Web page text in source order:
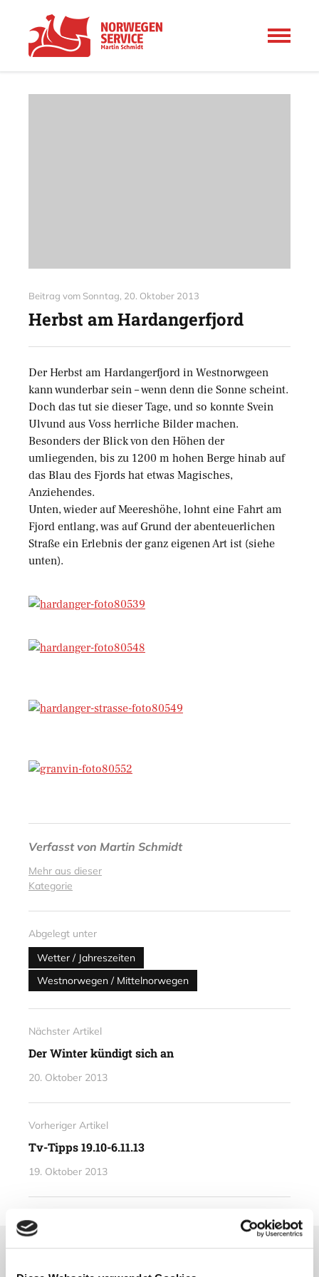
Beitrag vom Sonntag, 20. Oktober 2013
Herbst am Hardangerfjord
Der Herbst am Hardangerfjord in Westnorwgeen
kann wunderbar sein – wenn denn die Sonne scheint.
Doch das tut sie dieser Tage, und so konnte Svein
Ulvund aus Voss herrliche Bilder machen.
Besonders der Blick von den Höhen der
umliegenden, bis zu 1200 m hohen Berge hinab auf
das Blau des Fjords hat etwas Magisches,
Anziehendes.
Unten, wieder auf Meereshöhe, lohnt eine Fahrt am
Fjord entlang, was auf Grund der abenteuerlichen
Straße ein Erlebnis der ganz eigenen Art ist (siehe
unten).
Verfasst von Martin Schmidt
Mehr aus dieser
Kategorie
Abgelegt unter
Wetter / Jahreszeiten
Westnorwegen / Mittelnorwegen
Nächster Artikel
Der Winter kündigt sich an
20. Oktober 2013
Vorheriger Artikel
Tv-Tipps 19.10-6.11.13
19. Oktober 2013